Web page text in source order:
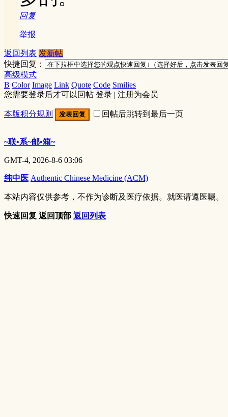
回复
举报
返回列表 发新帖
快捷回复：
高级模式
B Color Image Link Quote Code Smilies
您需要登录后才可以回帖 登录 | 注册为会员
本版积分规则 发表回复 回帖后跳转到最后一页
~联•系~邮•箱~
GMT-4, 2026-8-6 03:06
纯中医 Authentic Chinese Medicine (ACM)
本站内容仅供参考，不作为诊断及医疗依据。就医请遵医嘱。
快速回复 返回顶部 返回列表